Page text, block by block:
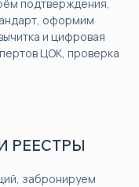
подтверждения,
оформим
и цифровая
ЦОК, проверка
РЕЕСТРЫ
забронируем